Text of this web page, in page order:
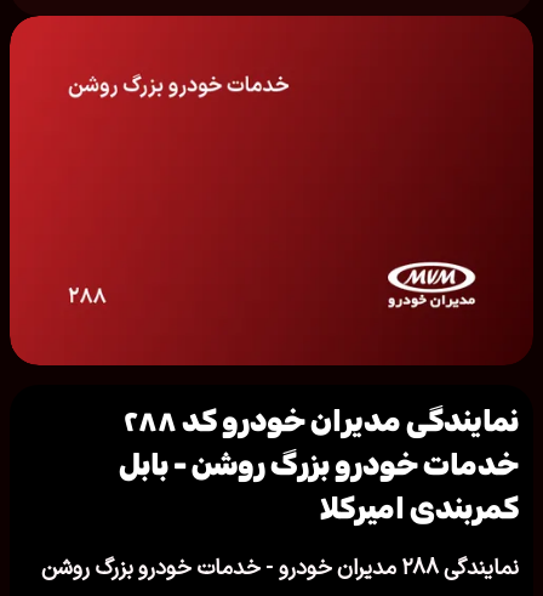
نمایندگی مدیران خودرو کد ۲۸۸
خدمات خودرو بزرگ روشن - بابل
کمربندی امیرکلا
نمایندگی ۲۸۸ مدیران خودرو - خدمات خودرو بزرگ روشن